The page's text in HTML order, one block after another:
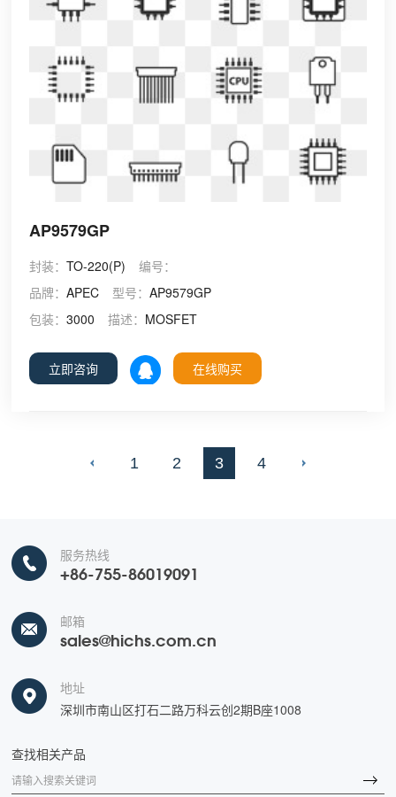
AP9579GP
封装：TO-220(P)
编号：
品牌：APEC 型号：AP9579GP
包装：3000 描述： MOSFET
立即咨询 在线购买
1 2 3 4
服务热线
+86-755-86019091
邮箱
sales@hichs.com.cn
地址
深圳市南山区打石二路万科云创2期B座1008
查找相关产品